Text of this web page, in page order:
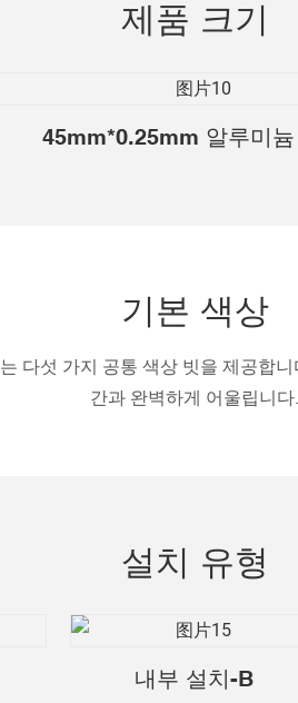
제품 크기
45mm*0.25mm 알루미
기본 색상
다섯 가지 공통 색상 빗을 제공합
간과 완벽하게 어울립니다.
설치 유형
내부 설치-B